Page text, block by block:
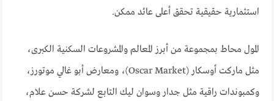
استثمارية حقيقية تحقق أعلى عائد ممكن.
المول محاط بمجموعة من أبرز المعالم والمشروعات السكنية الكبرى،
مثل ماركت أوسكار (Oscar Market)، ومعارض أبو غالي موتورز،
وكمبوندات راقية مثل جدار وسوان ليك التابع لشركة حسن علام،